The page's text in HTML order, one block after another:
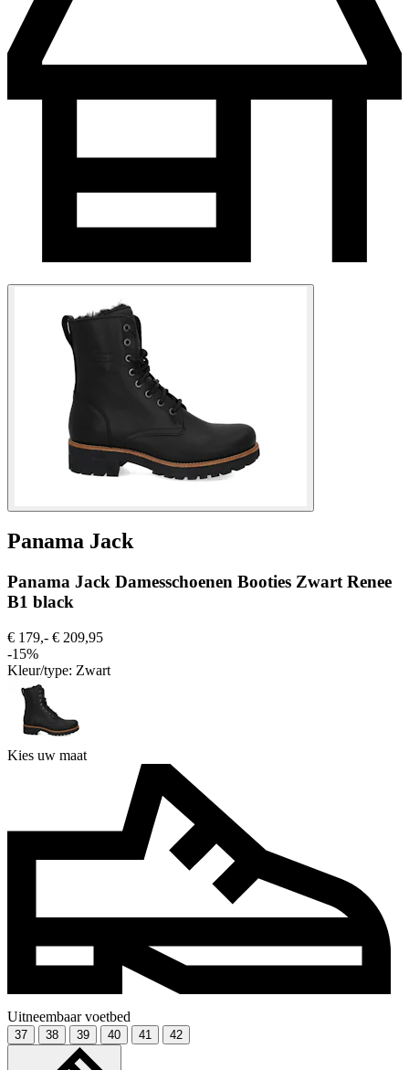
Panama Jack
Panama Jack Damesschoenen Booties Zwart Renee
B1 black
€ 179,- € 209,95
-15%
Kleur/type: Zwart
Kies uw maat
Uitneembaar voetbed
37 38 39 40 41 42